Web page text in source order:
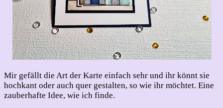
Mir gefällt die Art der Karte einfach sehr und ihr könnt sie
hochkant oder auch quer gestalten, so wie ihr möchtet. Eine
zauberhafte Idee, wie ich finde.